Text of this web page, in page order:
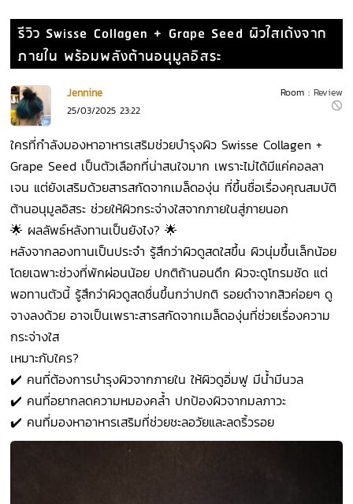
รีวิว Swisse Collagen + Grape Seed ผิวใสเด้งจาก
ภายใน พร้อมพลังต้านอนุมูลอิสระ
Room : Review
Jennine
25/03/2025 23:22
ใครที่กำลังมองหาอาหารเสริมช่วยบำรุงผิว Swisse Collagen +
Grape Seed เป็นตัวเลือกที่น่าสนใจมาก เพราะไม่ได้มีแค่คอลลา
เจน แต่ยังเสริมด้วยสารสกัดจากเมล็ดองุ่น ที่ขึ้นชื่อเรื่องคุณสมบัติ
ต้านอนุมูลอิสระ ช่วยให้ผิวกระจ่างใสจากภายในสู่ภายนอก
🌟 ผลลัพธ์หลังทานเป็นยังไง? 🌟
หลังจากลองทานเป็นประจำ รู้สึกว่าผิวดูสดใสขึ้น ผิวนุ่มขึ้นเล็กน้อย
โดยเฉพาะช่วงที่พักผ่อนน้อย ปกติถ้านอนดึก ผิวจะดูโทรมชัด แต่
พอทานตัวนี้ รู้สึกว่าผิวดูสดชื่นขึ้นกว่าปกติ รอยดำจากสิวค่อยๆ ดู
จางลงด้วย อาจเป็นเพราะสารสกัดจากเมล็ดองุ่นที่ช่วยเรื่องความ
กระจ่างใส
เหมาะกับใคร?
✔️ คนที่ต้องการบำรุงผิวจากภายใน ให้ผิวดูอิ่มฟู มีน้ำมีนวล
✔️ คนที่อยากลดความหมองคล้ำ ปกป้องผิวจากมลภาวะ
✔️ คนที่มองหาอาหารเสริมที่ช่วยชะลอวัยและลดริ้วรอย